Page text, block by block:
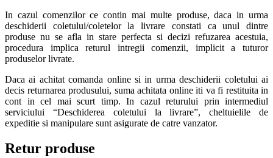
In cazul comenzilor ce contin mai multe produse, daca in urma
deschiderii coletului/coletelor la livrare constati ca unul dintre
produse nu se afla in stare perfecta si decizi refuzarea acestuia,
procedura implica returul intregii comenzii, implicit a tuturor
produselor livrate.
Daca ai achitat comanda online si in urma deschiderii coletului ai
decis returnarea produsului, suma achitata online iti va fi restituita in
cont in cel mai scurt timp. In cazul returului prin intermediul
serviciului “Deschiderea coletului la livrare”, cheltuielile de
expeditie si manipulare sunt asigurate de catre vanzator.
Retur produse